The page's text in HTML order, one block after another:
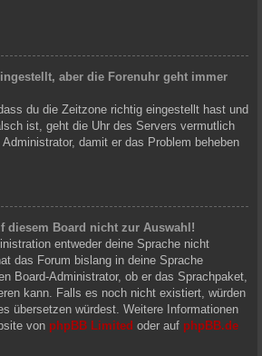
aber die Forenuhr geht immer
du die Zeitzone richtig eingestellt hast und
ist, geht die Uhr des Servers vermutlich
damit er das Problem beheben
diesem Board nicht zur Auswahl!
entweder deine Sprache nicht
das Forum bislang in deine Sprache
Board-Administrator, ob er das Sprachpaket,
kann. Falls es noch nicht existiert, würden
übersetzen würdest. Weitere Informationen
von phpBB Limited oder auf phpBB.de